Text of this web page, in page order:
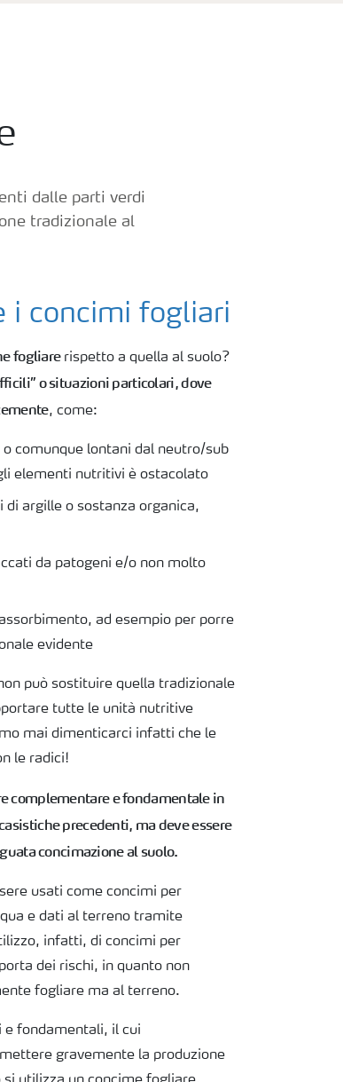
dalle parti verdi
tradizionale al
i concimi fogliari
fogliarerispetto a quella al suolo?
o situazioni particolari, dove
, come:
comunque lontani dal neutro/sub
elementi nutritivi è ostacolato
argille o sostanza organica,
da patogeni e/o non molto
ad esempio per porre
evidente
può sostituire quella tradizionale
tutte le unità nutritive
mai dimenticarci infatti che le
le radici!
complementare e fondamentale in
precedenti, ma deve essere
concimazione al suolo.
usati come concimi per
e dati al terreno tramite
infatti, di concimi per
dei rischi, in quanto non
fogliare ma al terreno.
e fondamentali, il cui
gravemente la produzione